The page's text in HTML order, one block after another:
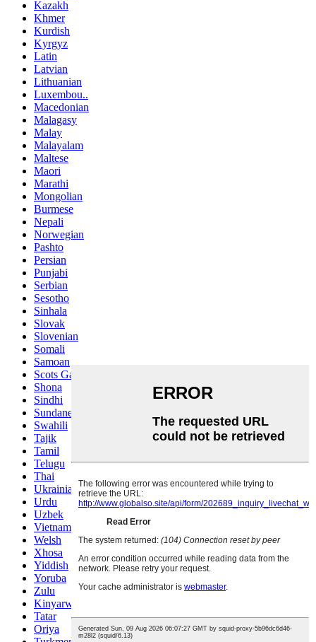
Kazakh
Khmer
Kurdish
Kyrgyz
Latin
Latvian
Lithuanian
Luxembou..
Macedonian
Malagasy
Malay
Malayalam
Maltese
Maori
Marathi
Mongolian
Burmese
Nepali
Norwegian
Pashto
Persian
Punjabi
Serbian
Sesotho
Sinhala
Slovak
Slovenian
Somali
Samoan
Scots Gaelic
Shona
Sindhi
Sundanese
Swahili
Tajik
Tamil
Telugu
Thai
Ukrainian
Urdu
Uzbek
Vietnamese
Welsh
Xhosa
Yiddish
Yoruba
Zulu
Kinyarwanda
Tatar
Oriya